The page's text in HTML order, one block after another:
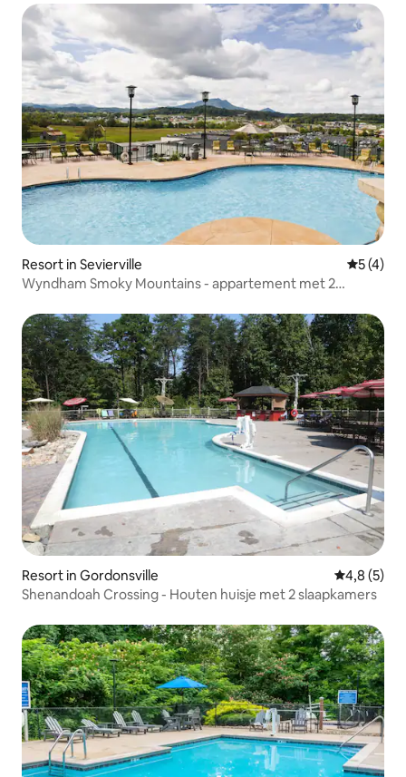
Resort in Sevierville
5 (4)
Wyndham Smoky Mountains - appartement met 2
Resort in Gordonsville
4,8 (5)
Shenandoah Crossing - Houten huisje met 2 slaapkamers